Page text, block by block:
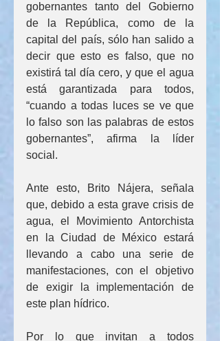
gobernantes tanto del Gobierno
de la República, como de la
capital del país, sólo han salido a
decir que esto es falso, que no
existirá tal día cero, y que el agua
está garantizada para todos,
“cuando a todas luces se ve que
lo falso son las palabras de estos
gobernantes”, afirma la líder
social.
Ante esto, Brito Nájera, señala
que, debido a esta grave crisis de
agua, el Movimiento Antorchista
en la Ciudad de México estará
llevando a cabo una serie de
manifestaciones, con el objetivo
de exigir la implementación de
este plan hídrico.
Por lo que invitan a todos